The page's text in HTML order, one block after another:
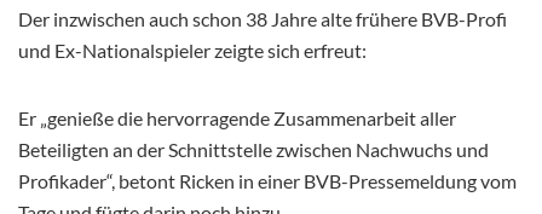
Der inzwischen auch schon 38 Jahre alte frühere BVB-Profi
und Ex-Nationalspieler zeigte sich erfreut:
Er „genieße die hervorragende Zusammenarbeit aller
Beteiligten an der Schnittstelle zwischen Nachwuchs und
Profikader“, betont Ricken in einer BVB-Pressemeldung vom